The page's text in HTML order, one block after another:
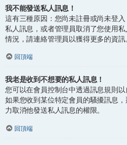
我不能發送私人訊息！
這有三種原因：您尚未註冊或尚未登
私人訊息，或者管理員取消了您使用
情況，請連絡管理員以獲得更多的資訊。
回頂端
我老是收到不想要的私人訊息！
您可以在會員控制台中透過訊息規則以
如果您收到某位特定會員的騷擾訊息
力取消他發送私人訊息的權限。
回頂端